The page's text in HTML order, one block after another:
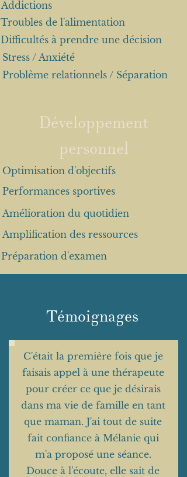
Addictions
Troubles de l'alimentation
Difficultés à prendre une décision
Stress / Anxiété
Problème relationnels / Séparation
Développement
personnel
Optimisation d'objectifs
Performances sportives
Amélioration du quotidien
Amplification des ressources
Préparation d'examen
Témoignages
C'était la première fois que je
faisais appel à une thérapeute
pour créer ce que je désirais
dans ma vie de famille en tant
que maman. J'ai tout de suite
fait confiance à Mélanie qui
m'a proposé une séance.
Douce à l'écoute, elle sait de